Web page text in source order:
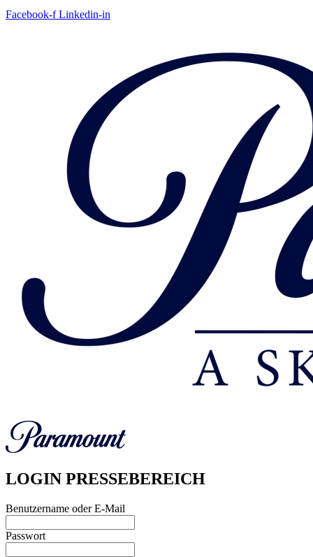
Facebook-f Linkedin-in
LOGIN PRESSEBEREICH
Benutzername oder E-Mail
Passwort